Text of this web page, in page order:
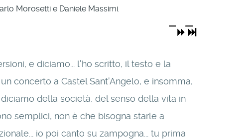
Morosetti e Daniele Massimi.
e diciamo... l'ho scritto, il testo e la
concerto a Castel Sant'Angelo, e insomma,
della società, del senso della vita in
semplici, non è che bisogna starle a
io poi canto su zampogna... tu prima